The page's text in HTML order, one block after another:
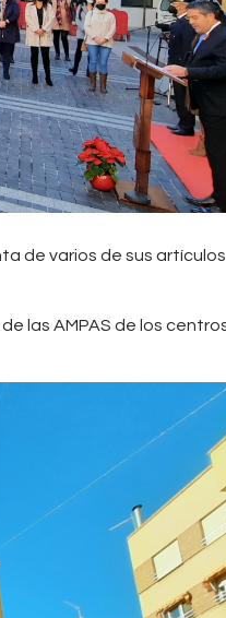
de varios de sus
las AMPAS de los